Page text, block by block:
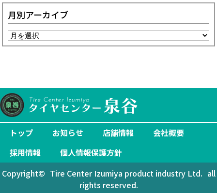
月別アーカイブ
トップ お知らせ 店舗情報
会社概要
採用情報
個人情報保護方針
Copyright© Tire Center Izumiya product industry Ltd. all
rights reserved.